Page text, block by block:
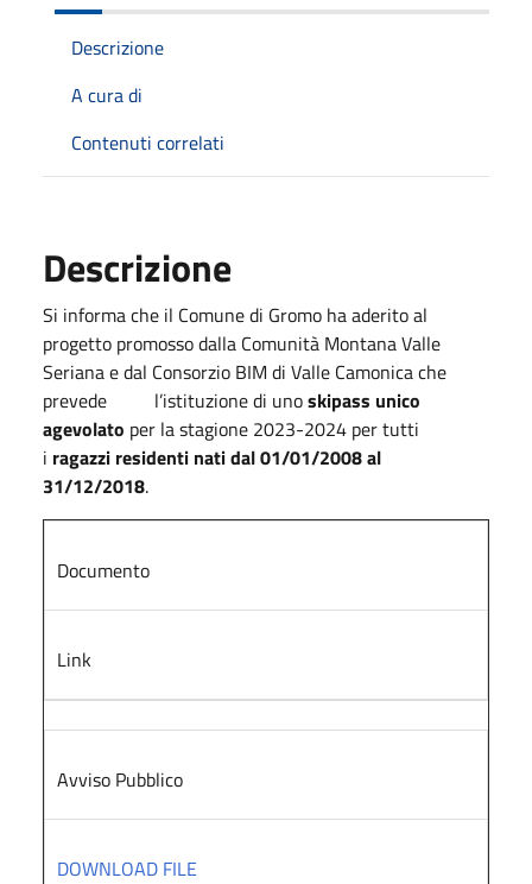
Descrizione
A cura di
Contenuti correlati
Descrizione
Si informa che il Comune di Gromo ha aderito al
progetto promosso dalla Comunità Montana Valle
Seriana e dal Consorzio BIM di Valle Camonica che
prevede l’istituzione di unoskipass unico
agevolato per la stagione 2023-2024 per tutti
i ragazzi residenti nati dal 01/01/2008 al
31/12/2018.
Documento
Link
Avviso Pubblico
DOWNLOAD FILE